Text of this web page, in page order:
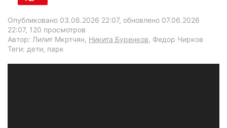
Опубликовано 03.06.2026 22:07, обновлено 07.06.2026
22:07, 120 просмотров
Автор: Лилит Мкртчян, Никита Буренков, Федор Чирков
Теги: дети, парк